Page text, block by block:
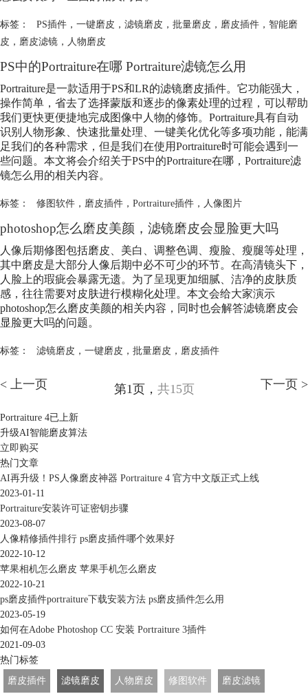
标签： PS插件， 一键磨皮 ， 滤镜磨皮 ， 批量磨皮 ， 磨皮插件， 智能磨
皮 ， 磨皮滤镜 ， 人物磨皮
PS中的Portraiture在哪 Portraiture滤镜怎么用
Portraiture是一款适用于PS和LR的滤镜磨皮插件。它功能强大，
操作简单，省去了选择蒙版和逐步的像素处理的过程，可以帮助
我们更快更便捷地完成图像中人物的修饰。Portraiture具有自动
识别人物形象、快速批量处理、一键美化优化等多项功能，能满
足我们的各种需求，但是我们在使用Portraiture时可能会遇到一
些问题。本文将会介绍关于PS中的Portraiture在哪，Portraiture滤
镜怎么用的相关内容。
标签： 修图软件， 磨皮插件， Portraiture插件， 人像图片
photoshop怎么磨皮美颜，滤镜磨皮会显脸更大吗
人像后期修图包括磨皮、美白、调整色调、瘦脸、瘦腿等处理，
其中磨皮是大部分人像后期中必不可少的环节。在高清镜头下，
人脸上的瑕疵会暴露无遗。为了呈现更加细腻、洁净的皮肤质
感，往往需要对皮肤进行模糊化处理。本文会给大家演示
photoshop怎么磨皮美颜的相关内容，同时也会解答滤镜磨皮会
显脸更大吗的问题。
标签： 滤镜磨皮 ， 一键磨皮 ， 批量磨皮 ， 磨皮插件
< 上一页 第1页， 共15页 下一页 >
Portraiture 4已上新
升级AI智能磨皮算法
立即购买
热门文章
AI再升级！PS人像磨皮神器 Portraiture 4 官方中文版正式上线
2023-01-11
Portraiture安装许可证密钥步骤
2023-08-07
人像精修插件排行 ps磨皮插件哪个效果好
2022-10-12
苹果相机怎么磨皮 苹果手机怎么磨皮
2022-10-21
ps磨皮插件portraiture下载安装方法 ps磨皮插件怎么用
2023-05-19
如何在Adobe Photoshop CC 安装 Portraiture 3插件
2021-09-03
热门标签
磨皮插件
滤镜磨皮 人物磨皮 修图软件 磨皮滤镜